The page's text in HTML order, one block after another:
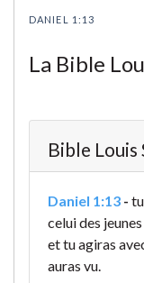
DANIEL 1:13
La Bible
Bible Louis
Daniel 1:13 -
celui des
et tu agiras
auras vu.